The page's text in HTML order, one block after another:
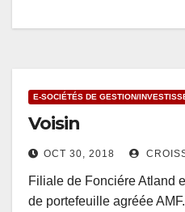
E-SOCIÉTÉS DE GESTION/
Voisin
OCT 30, 2018
Filiale de Fonciére Atland
de portefeuille agréée